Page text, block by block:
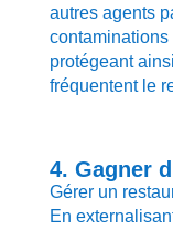
autres agents
contaminations
protégeant
fréquentent le
4. Gagner
Gérer un
En